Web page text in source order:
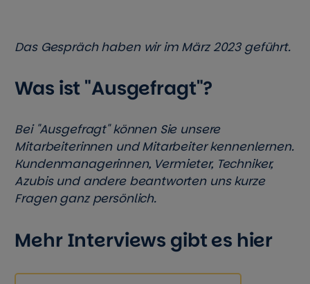
Das Gespräch haben wir im März 2023 geführt.
Was ist "Ausgefragt"?
Bei "Ausgefragt" können Sie unsere
Mitarbeiterinnen und Mitarbeiter kennenlernen.
Kundenmanagerinnen, Vermieter, Techniker,
Azubis und andere beantworten uns kurze
Fragen ganz persönlich.
Mehr Interviews gibt es hier